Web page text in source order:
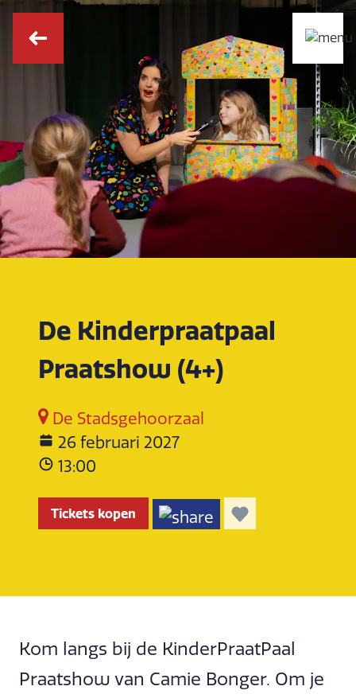
De Kinderpraatpaal
Praatshow (4+)
De Stadsgehoorzaal
26 februari 2027
13:00
Tickets kopen
Kom langs bij de KinderPraatPaal
Praatshow van Camie Bonger. Om je